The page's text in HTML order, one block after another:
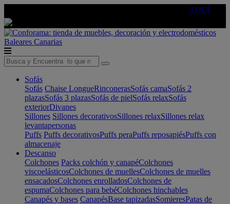
AQUÍ
Baleares Canarias
Sofás
Sofás Chaise LongueRinconerasSofás camaSofás 2
plazasSofás 3 plazasSofás de pielSofás relaxSofás
exteriorDivanes
Sillones Sillones decorativosSillones relaxSillones relax
levantapersonas
Puffs Puffs decorativosPuffs peraPuffs reposapiésPuffs con
almacenaje
Descanso
Colchones Packs colchón y canapéColchones
viscoelásticosColchones de muellesColchones de muelles
ensacadosColchones enrolladosColchones de
espumaColchones para bebéColchones hinchables
Canapés y bases CanapésBase tapizadasSomieresPatas de